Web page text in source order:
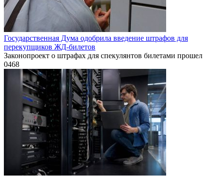
Государственная Дума одобрила введение штрафов для
перекупщиков ЖД-билетов
Законопроект о штрафах для спекулянтов билетами прошел
0468